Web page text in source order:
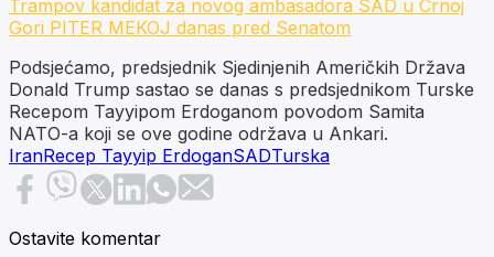
Trampov kandidat za novog ambasadora SAD u Crnoj
Gori PITER MEKOJ danas pred Senatom
Podsjećamo, predsjednik Sjedinjenih Američkih Država
Donald Trump sastao se danas s predsjednikom Turske
Recepom Tayyipom Erdoganom povodom Samita
NATO-a koji se ove godine održava u Ankari.
IranRecep Tayyip ErdoganSADTurska
Ostavite komentar